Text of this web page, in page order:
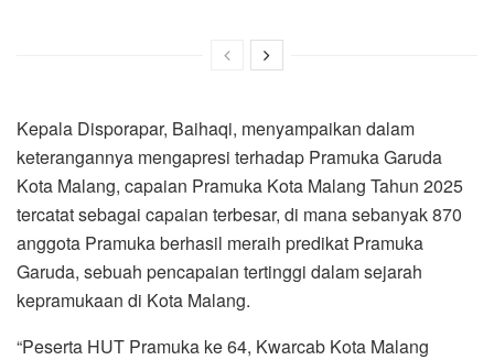
Kepala Disporapar, Baihaqi, menyampaikan dalam
keterangannya mengapresi terhadap Pramuka Garuda
Kota Malang, capaian Pramuka Kota Malang Tahun 2025
tercatat sebagai capaian terbesar, di mana sebanyak 870
anggota Pramuka berhasil meraih predikat Pramuka
Garuda, sebuah pencapaian tertinggi dalam sejarah
kepramukaan di Kota Malang.
“Peserta HUT Pramuka ke 64, Kwarcab Kota Malang